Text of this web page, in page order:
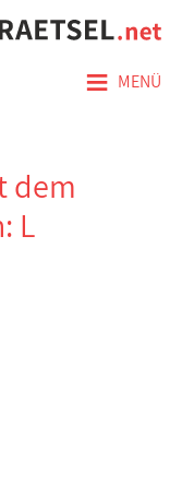
≡ MENÜ
dem
L